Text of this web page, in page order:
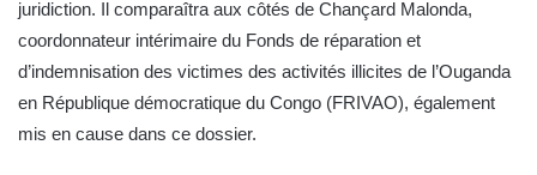
juridiction. Il comparaîtra aux côtés de Chançard Malonda,
coordonnateur intérimaire du Fonds de réparation et
d’indemnisation des victimes des activités illicites de l’Ouganda
en République démocratique du Congo (FRIVAO), également
mis en cause dans ce dossier.